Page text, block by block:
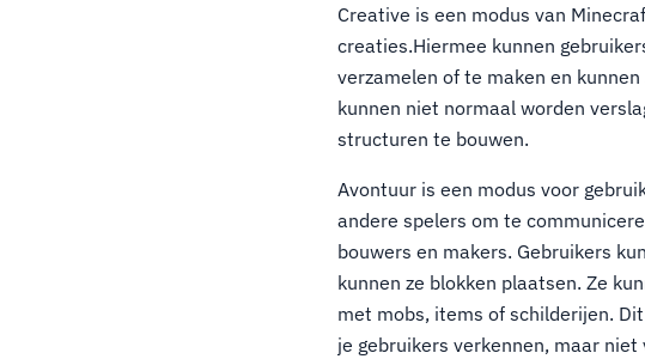
Creative is een modus van
creaties.Hiermee kunnen
verzamelen of te maken en
kunnen niet normaal worden
structuren te bouwen.
Avontuur is een modus voor
andere spelers om te
bouwers en makers. Gebruikers
kunnen ze blokken plaatsen. Ze
met mobs, items of schilderijen.
je gebruikers verkennen, maar niet